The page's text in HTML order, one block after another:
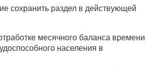
сохранить раздел в действующей
месячного баланса времени
населения в